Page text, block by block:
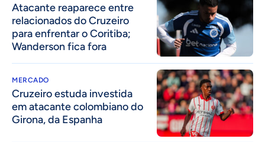
Atacante reaparece entre
relacionados do Cruzeiro
para enfrentar o Coritiba;
Wanderson fica fora
MERCADO
Cruzeiro estuda investida
em atacante colombiano do
Girona, da Espanha